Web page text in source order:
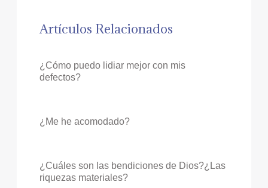
Artículos Relacionados
¿Cómo puedo lidiar mejor con mis
defectos?
¿Me he acomodado?
¿Cuáles son las bendiciones de Dios?¿Las
riquezas materiales?